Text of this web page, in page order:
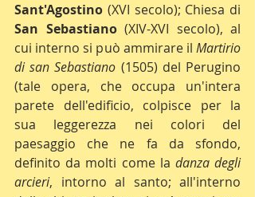
Sant'Agostino
San Sebastiano (XIV-XVI secolo), al
cui interno si può ammirare il Martirio
di san Sebastiano (1505) del Perugino
(tale opera, che occupa un'intera
parete dell'edificio, colpisce per la
sua leggerezza nei colori del
paesaggio che ne fa da sfondo,
definito da molti come la danza degli
arcieri, intorno al santo; all'interno